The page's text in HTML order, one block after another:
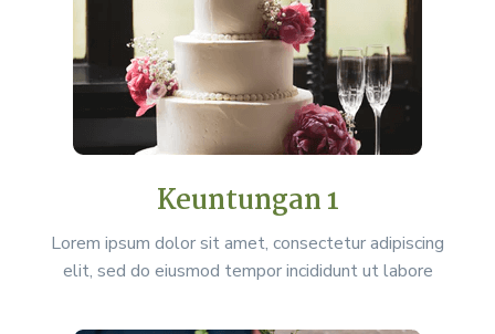
Keuntungan 1
Lorem ipsum dolor sit amet, consectetur adipiscing
elit, sed do eiusmod tempor incididunt ut labore